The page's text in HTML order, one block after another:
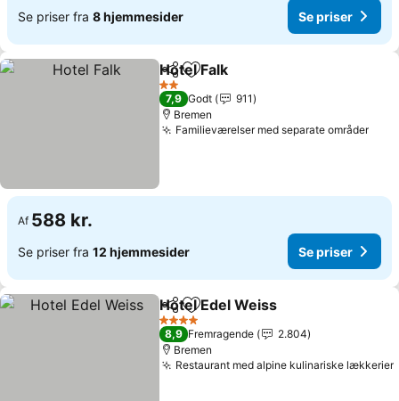
Se priser fra 8 hjemmesider Se priser
Del Føj til favoritter
Hotel Falk
2 Stjerner
7,9 Godt
911
Bremen
Familieværelser med separate områderSe
Af 588 kr.
Se priser fra 12 hjemmesider Se priser
Del Føj til favoritter
Hotel Edel Weiss
4 Stjerner
8,9 Fremragende
2.804
Bremen
Restaurant med alpine kulinariske lækkerier